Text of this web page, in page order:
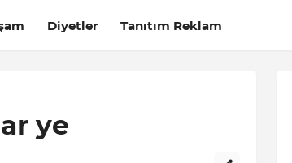
Diyetler Tanıtım Reklam
ye